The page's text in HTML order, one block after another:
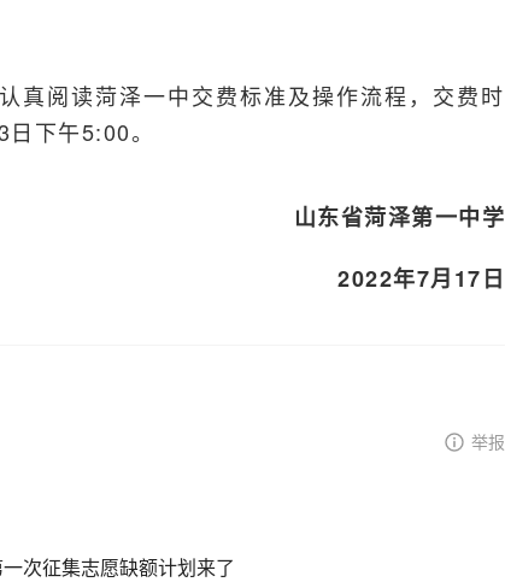
真阅读菏泽一中交费标准及操作流程，交费时
下午5:00。
山东省菏泽第一中学
2022年7月17日
举报
次征集志愿缺额计划来了